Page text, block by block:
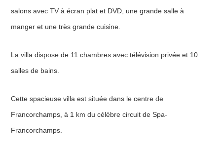
salons avec TV à écran plat et DVD, une grande salle à
manger et une très grande cuisine.
La villa dispose de 11 chambres avec télévision privée et 10
salles de bains.
Cette spacieuse villa est située dans le centre de
Francorchamps, à 1 km du célèbre circuit de Spa-
Francorchamps.